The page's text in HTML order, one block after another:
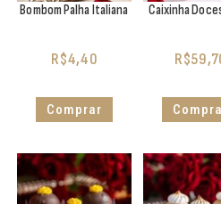
Bombom Palha Italiana
R$4,40
Comprar
Caixinha
R$